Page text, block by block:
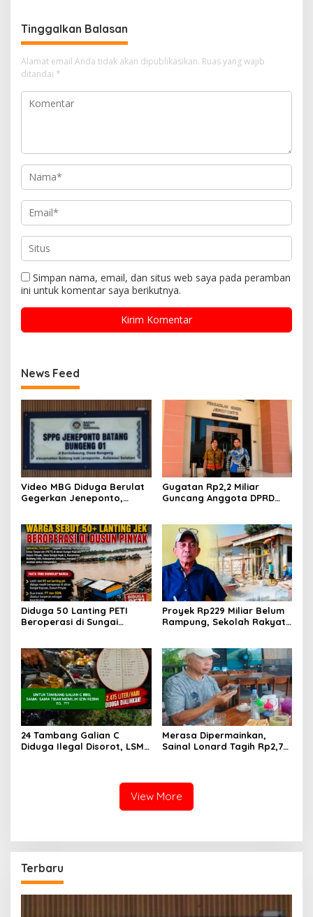
Tinggalkan Balasan
Alamat email Anda tidak akan dipublikasikan. Ruas yang wajib
ditandai *
Simpan nama, email, dan situs web saya pada peramban
ini untuk komentar saya berikutnya.
News Feed
Video MBG Diduga Berulat
Gegerkan Jeneponto,
Gugatan Rp2,2 Miliar
Guncang Anggota DPRD
Diduga 50 Lanting PETI
Beroperasi di Sungai
Balik Tambang Emas Ilegal
Proyek Rp229 Miliar Belum
Rampung, Sekolah Rakyat
Jurnalis Disorot
24 Tambang Galian C
Diduga Ilegal Disorot, LSM
Merasa Dipermainkan,
Sainal Lonard Tagih Rp2,75
View More
Terbaru